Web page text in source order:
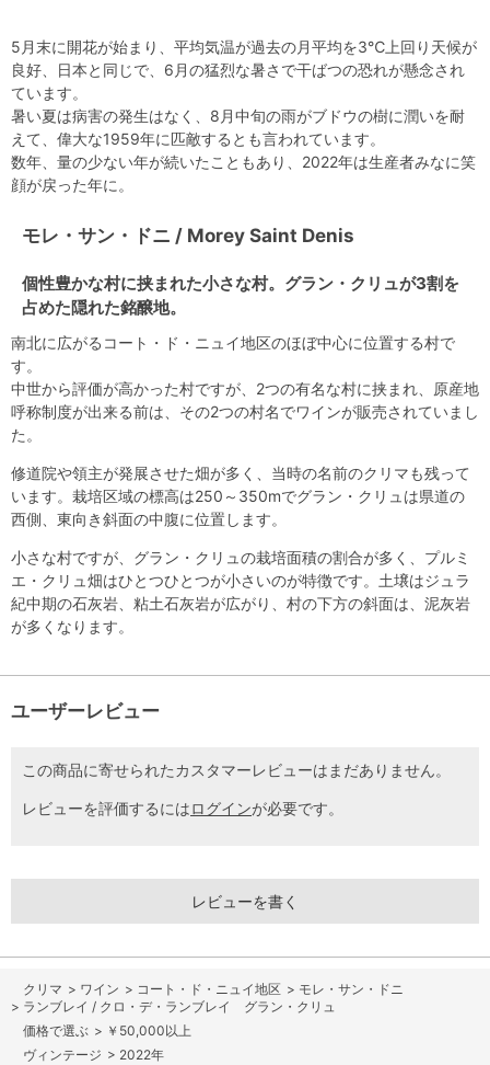
5月末に開花が始まり、平均気温が過去の月平均を3℃上回り天候が
良好、日本と同じで、6月の猛烈な暑さで干ばつの恐れが懸念され
ています。
暑い夏は病害の発生はなく、8月中旬の雨がブドウの樹に潤いを耐
えて、偉大な1959年に匹敵するとも言われています。
数年、量の少ない年が続いたこともあり、2022年は生産者みなに笑
顔が戻った年に。
モレ・サン・ドニ / Morey Saint Denis
個性豊かな村に挟まれた小さな村。グラン・クリュが3割を
占めた隠れた銘醸地。
南北に広がるコート・ド・ニュイ地区のほぼ中心に位置する村で
す。
中世から評価が高かった村ですが、2つの有名な村に挟まれ、原産地
呼称制度が出来る前は、その2つの村名でワインが販売されていまし
た。
修道院や領主が発展させた畑が多く、当時の名前のクリマも残って
います。栽培区域の標高は250～350mでグラン・クリュは県道の
西側、東向き斜面の中腹に位置します。
小さな村ですが、グラン・クリュの栽培面積の割合が多く、プルミ
エ・クリュ畑はひとつひとつが小さいのが特徴です。土壌はジュラ
紀中期の石灰岩、粘土石灰岩が広がり、村の下方の斜面は、泥灰岩
が多くなります。
ユーザーレビュー
この商品に寄せられたカスタマーレビューはまだありません。
レビューを評価するにはログインが必要です。
レビューを書く
> ワイン > コート・ド・ニュイ地区 > モレ・サン・ドニ
> ランブレイ / クロ・デ・ランブレイ グラン・クリュ
> ￥50,000以上
> 2022年